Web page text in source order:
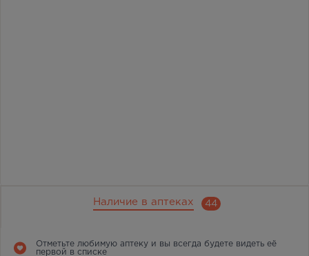
Наличие в аптеках 44
Отметьте любимую аптеку и вы всегда будете видеть её
первой в списке